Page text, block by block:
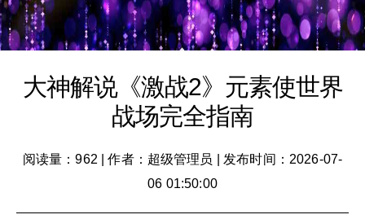
大神解说《激战2》元素使世界
战场完全指南
阅读量：962 |作者：超级管理员
发布时间：2026-07-
06 01:50:00